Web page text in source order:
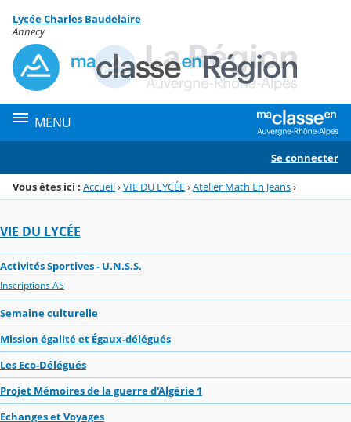
Menu de la rubrique
Contenu
Lycée Charles Baudelaire
Annecy
MENU
Se connecter
Vous êtes ici : Accueil›VIE DU LYCÉE›Atelier Math En Jeans›
VIE DU LYCÉE
Activités Sportives - U.N.S.S.
Inscriptions AS
Semaine culturelle
Mission égalité et Égaux-délégués
Les Eco-Délégués
Projet Mémoires de la guerre d'Algérie 1
Echanges et Voyages